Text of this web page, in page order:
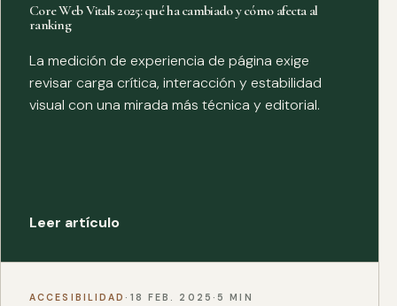
Core Web Vitals 2025: qué ha cambiado y cómo afecta al
ranking
La medición de experiencia de página exige
revisar carga crítica, interacción y estabilidad
visual con una mirada más técnica y editorial.
Leer artículo
ACCESIBILIDAD · 18 FEB. 2025 · 5 MIN